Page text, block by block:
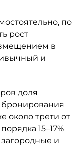
по
рост
в
и
доля
бронирования
около трети от
15–17%
и